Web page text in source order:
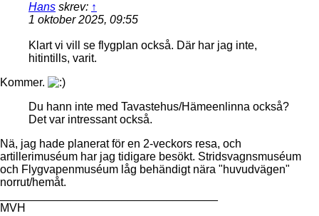
Hans skrev: ↑
1 oktober 2025, 09:55
Klart vi vill se flygplan också. Där har jag inte,
hitintills, varit.
Kommer.
Du hann inte med Tavastehus/Hämeenlinna också?
Det var intressant också.
Nä, jag hade planerat för en 2-veckors resa, och
artillerimuséum har jag tidigare besökt. Stridsvagnsmuséum
och Flygvapenmuséum låg behändigt nära "huvudvägen"
norrut/hemåt.
MVH